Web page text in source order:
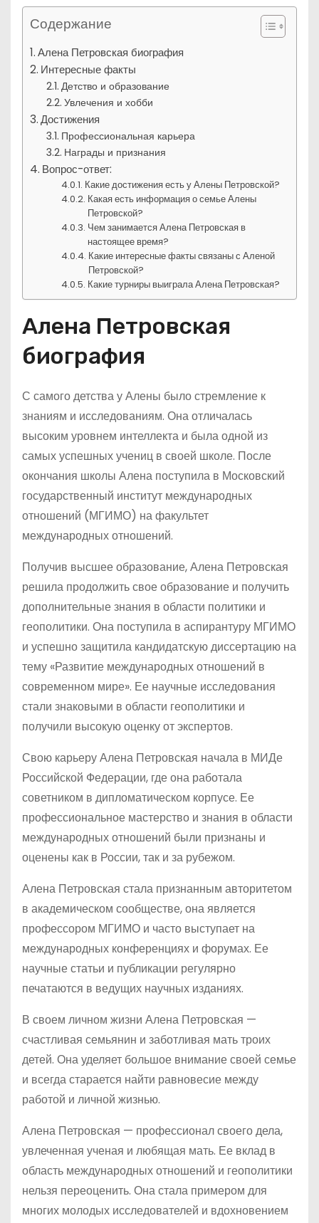
Содержание
Алена Петровская биография
Интересные факты
Детство и образование
Увлечения и хобби
Достижения
Профессиональная карьера
Награды и признания
Вопрос-ответ:
Какие достижения есть у Алены Петровской?
Какая есть информация о семье Алены
Петровской?
Чем занимается Алена Петровская в
настоящее время?
Какие интересные факты связаны с Аленой
Петровской?
Какие турниры выиграла Алена Петровская?
Алена Петровская
биография
С самого детства у Алены было стремление к
знаниям и исследованиям. Она отличалась
высоким уровнем интеллекта и была одной из
самых успешных учениц в своей школе. После
окончания школы Алена поступила в Московский
государственный институт международных
отношений (МГИМО) на факультет
международных отношений.
Получив высшее образование, Алена Петровская
решила продолжить свое образование и получить
дополнительные знания в области политики и
геополитики. Она поступила в аспирантуру МГИМО
и успешно защитила кандидатскую диссертацию на
тему «Развитие международных отношений в
современном мире». Ее научные исследования
стали знаковыми в области геополитики и
получили высокую оценку от экспертов.
Свою карьеру Алена Петровская начала в МИДе
Российской Федерации, где она работала
советником в дипломатическом корпусе. Ее
профессиональное мастерство и знания в области
международных отношений были признаны и
оценены как в России, так и за рубежом.
Алена Петровская стала признанным авторитетом
в академическом сообществе, она является
профессором МГИМО и часто выступает на
международных конференциях и форумах. Ее
научные статьи и публикации регулярно
печатаются в ведущих научных изданиях.
В своем личном жизни Алена Петровская —
счастливая семьянин и заботливая мать троих
детей. Она уделяет большое внимание своей семье
и всегда старается найти равновесие между
работой и личной жизнью.
Алена Петровская — профессионал своего дела,
увлеченная ученая и любящая мать. Ее вклад в
область международных отношений и геополитики
нельзя переоценить. Она стала примером для
многих молодых исследователей и вдохновением